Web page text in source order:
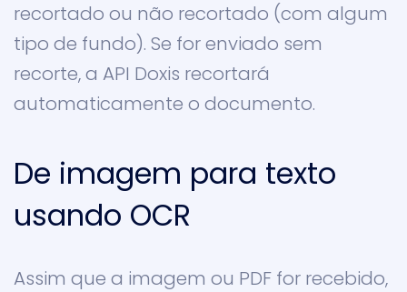
recortado ou não recortado (com algum
tipo de fundo). Se for enviado sem
recorte, a API Doxis recortará
automaticamente o documento.
De imagem para texto
usando OCR
Assim que a imagem ou PDF for recebido,